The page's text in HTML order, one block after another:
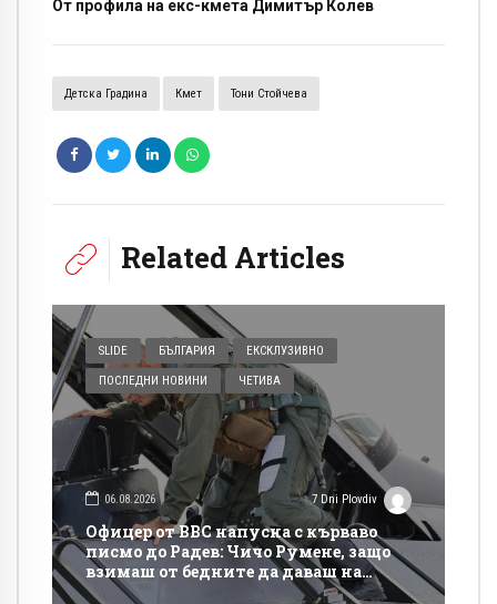
От профила на екс-кмета Димитър Колев
Детска Градина Кмет Тони Стойчева
Related Articles
SLIDE БЪЛГАРИЯ ЕКСКЛУЗИВНО
ПОСЛЕДНИ НОВИНИ ЧЕТИВА
06.08.2026 7 Dni Plovdiv
Офицер от ВВС напусна с кърваво
писмо до Радев: Чичо Румене, защо
взимаш от бедните да даваш на
богатите?